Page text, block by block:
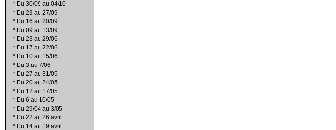
* Du 30/09 au 04/10
* Du 23 au 27/09
* Du 16 au 20/09
* Du 09 au 13/09
* Du 23 au 29/06
* Du 17 au 22/06
* Du 10 au 15/06
* Du 3 au 7/06
* Du 27 au 31/05
* Du 20 au 24/05
* Du 12 au 17/05
* Du 6 au 10/05
* Du 29/04 au 3/05
* Du 22 au 26 avril
* Du 14 au 19 avril